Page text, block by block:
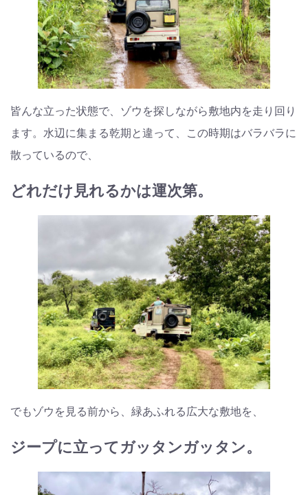
皆んな立った状態で、ゾウを探しながら敷地内を走り回り
ます。水辺に集まる乾期と違って、この時期はバラバラに
散っているので、
どれだけ見れるかは運次第。
でもゾウを見る前から、緑あふれる広大な敷地を、
ジープに立ってガッタンガッタン。